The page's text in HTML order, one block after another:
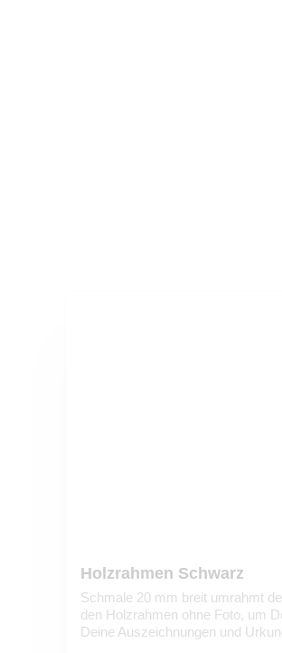
Holzrahmen Schwarz
Schmale 20 mm breit umrahmt
den Holzrahmen ohne Foto, um
Deine Auszeichnungen und